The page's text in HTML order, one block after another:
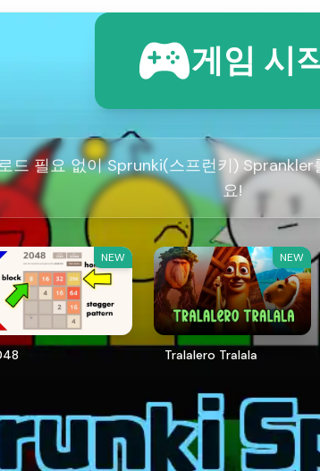
게임 시
드 필요 없이 Sprunki(스프런키) Sprankler
요!
NEW NEW
Tralalero Tralala